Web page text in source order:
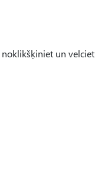
un velciet